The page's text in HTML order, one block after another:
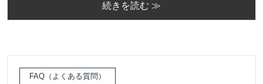
続きを読む ≫
FAQ（よくある質問）